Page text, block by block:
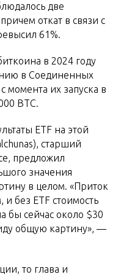
две
откат в связи с
61%.
в 2024 году
в Соединенных
момента их запуска в
BTC.
ETF на этой
старший
предложил
значения
в целом. «Приток
и без ETF стоимость
бы сейчас около $30
общую картину», —
то глава и